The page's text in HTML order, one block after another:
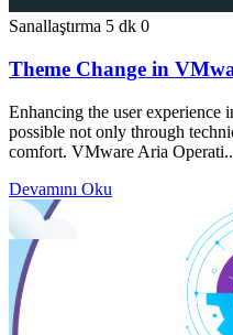
Sanallaştırma 5 dk 0
Theme Change in
Enhancing the user experience
possible not only through
comfort. VMware Aria
Devamını Oku